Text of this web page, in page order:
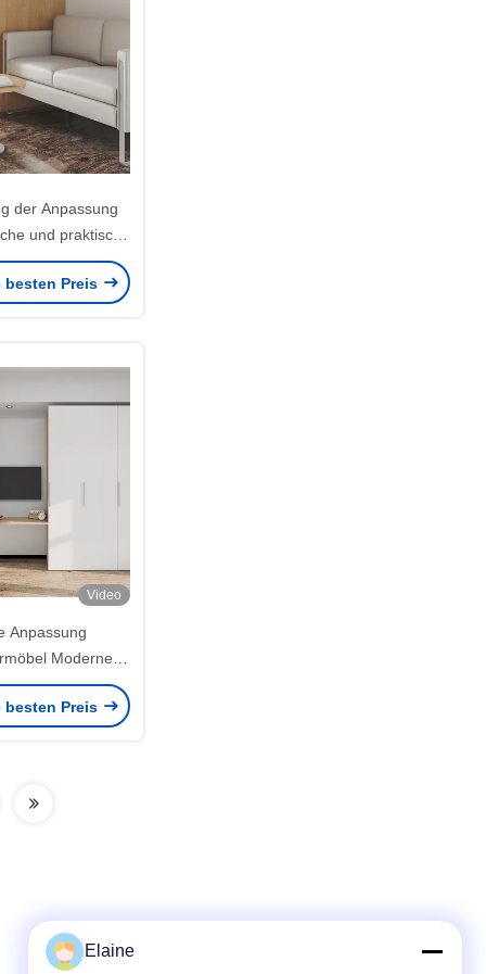
der Anpassung
und praktische
Möbel
besten Preis
Video
Anpassung
Modernes
Metallschrank
Stange
besten Preis
Elaine